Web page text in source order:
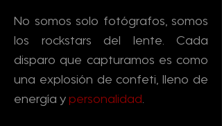
No somos solo fotógrafos, somos
los rockstars del lente. Cada
disparo que capturamos es como
una explosión de confeti, lleno de
energía y personalidad.